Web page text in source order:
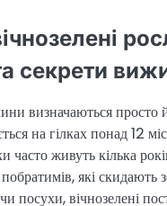
секрети
визначаються просто
на гілках понад 12
часто живуть кілька
які скидають
посухи, вічнозелені